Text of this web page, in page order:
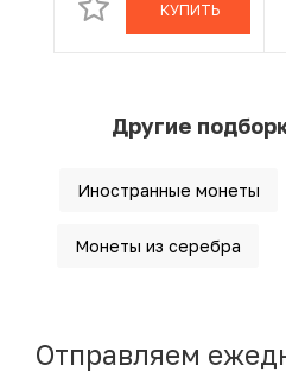
КУПИТЬ
Другие
Иностранные монеты
Монеты из серебра
Отправляем